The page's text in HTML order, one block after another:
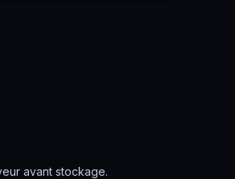
avant stockage.